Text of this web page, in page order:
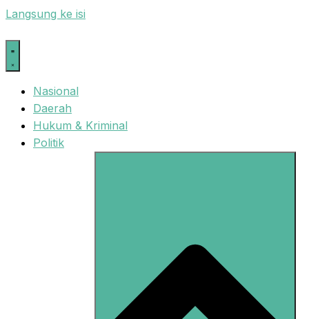
Langsung ke isi
Nasional
Daerah
Hukum & Kriminal
Politik